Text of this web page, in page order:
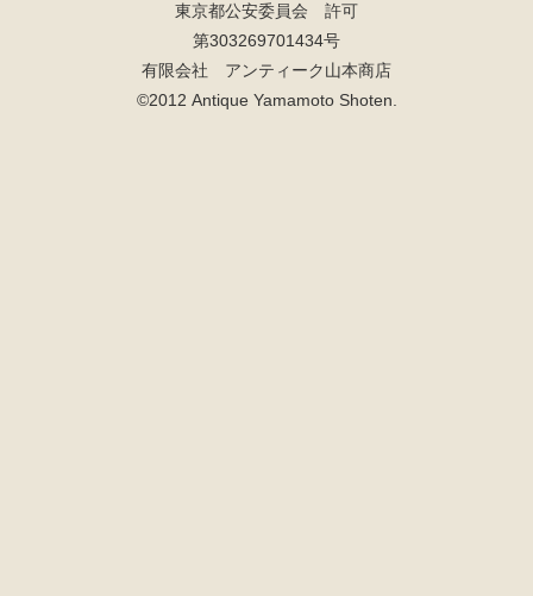
東京都公安委員会 許可
第303269701434号
有限会社 アンティーク山本商店
©2012 Antique Yamamoto Shoten.